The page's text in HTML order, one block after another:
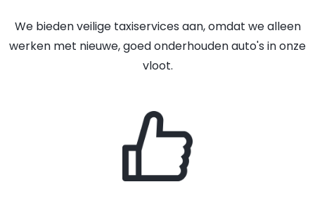
We bieden veilige taxiservices aan, omdat we alleen
werken met nieuwe, goed onderhouden auto's in onze
vloot.